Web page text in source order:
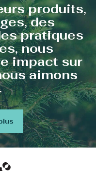
produits,
des
pratiques
nous
impact sur
aimons